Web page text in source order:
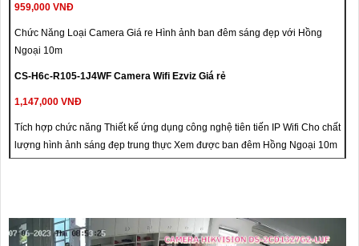
959,000 VNĐ
Chức Năng Loại Camera Giá re Hình ảnh ban đêm sáng đẹp với Hồng
Ngoại 10m
CS-H6c-R105-1J4WF Camera Wifi Ezviz Giá rẻ
1,147,000 VNĐ
Tích hợp chức năng Thiết kế ứng dụng công nghệ tiên tiến IP Wifi Cho chất
lượng hình ảnh sáng đẹp trung thực Xem được ban đêm Hồng Ngoại 10m